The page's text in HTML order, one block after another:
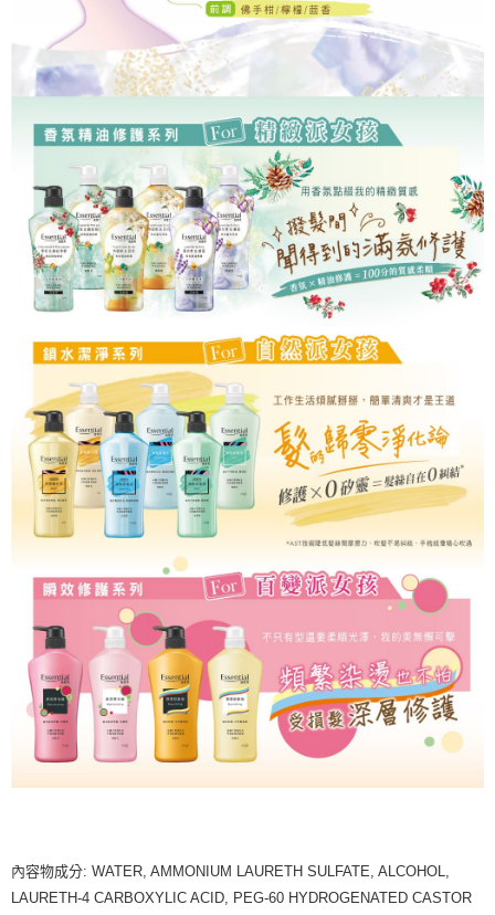
內容物成分: WATER, AMMONIUM LAURETH SULFATE, ALCOHOL,
LAURETH-4 CARBOXYLIC ACID, PEG-60 HYDROGENATED CASTOR